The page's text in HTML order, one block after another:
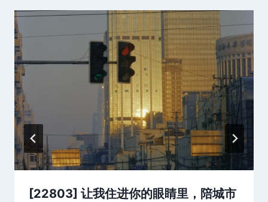
[22803] 让我住进你的眼睛里，陪城市